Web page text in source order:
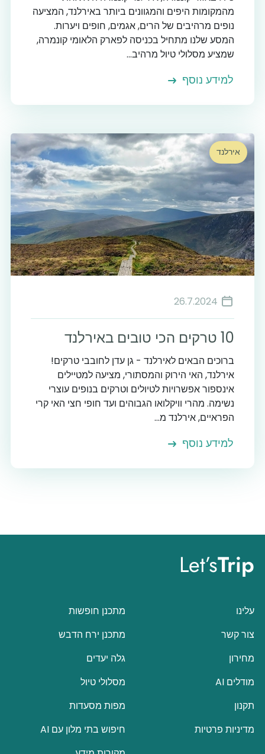
מהמקומות היפים והמגוונים ביותר באירלנד, המציעה
נופים מרהיבים של הרים, אגמים, חופים ויערות.
המסע שלנו מתחיל בכניסה לפארק הלאומי קונמרה,
שמציע מסלולי טיול מרהיב...
למידע נוסף
אירלנד
26.7.2024
10 טרקים הכי טובים באירלנד
ברוכים הבאים לאירלנד - גן עדן לחובבי טרקים!
אירלנד, האי הירוק והמסתורי, מציעה למטיילים
אינספור אפשרויות לטיולים וטרקים בנופים עוצרי
נשימה. מהרי וויקלואו הגבוהים ועד חופי חצי האי קרי
הפראיים, אירלנד מ...
למידע נוסף
Let’sTrip
עלינו
צור קשר
מחירון
מודלים AI
תקנון
מדיניות פרטיות
מתכנן חופשות
מתכנן ירח הדבש
גלה יעדים
מסלולי טיול
מפות מסעדות
חיפוש בתי מלון עם AI